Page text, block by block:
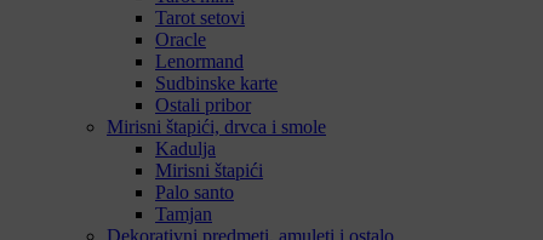
Tarot setovi
Oracle
Lenormand
Sudbinske karte
Ostali pribor
Mirisni štapići, drvca i smole
Kadulja
Mirisni štapići
Palo santo
Tamjan
Dekorativni predmeti, amuleti i ostalo